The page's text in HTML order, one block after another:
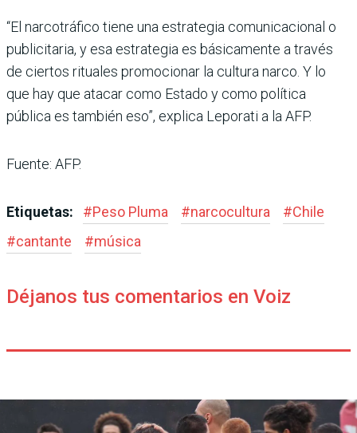
“El narcotráfico tiene una estrategia comunicacional o
publicitaria, y esa estrategia es básicamente a través
de ciertos rituales promocionar la cultura narco. Y lo
que hay que atacar como Estado y como política
pública es también eso”, explica Leporati a la AFP.
Fuente: AFP.
Etiquetas: #Peso Pluma #narcocultura #Chile
#cantante #música
Déjanos tus comentarios en Voiz